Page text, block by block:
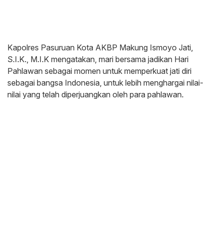
Kapolres Pasuruan Kota AKBP Makung Ismoyo Jati,
S.I.K., M.I.K mengatakan, mari bersama jadikan Hari
Pahlawan sebagai momen untuk memperkuat jati diri
sebagai bangsa Indonesia, untuk lebih menghargai nilai-
nilai yang telah diperjuangkan oleh para pahlawan.